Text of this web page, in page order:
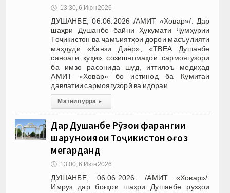
🕔 13:30, 6.Июн 2026
ДУШАНБЕ, 06.06.2026 /АМИТ «Ховар»/. Дар
шаҳри Душанбе байни Ҳукумати Ҷумҳурии
Тоҷикистон ва ҷамъиятҳои дорои масъулияти
маҳдуди «Канзи Диёр», «ТВЕА Душанбе
саноати кӯҳӣ» созишномаҳои сармоягузорӣ
ба имзо расонида шуд, иттилоъ медиҳад
АМИТ «Ховар» бо истинод ба Кумитаи
давлатии сармоягузорӣ ва идораи
Матни пурра ▸
Дар Душанбе Рӯзҳои фарҳангии
шаҳру ноҳияҳои Тоҷикистон оғоз
мегарданд
🕔 13:00, 6.Июн 2026
ДУШАНБЕ, 06.06.2026. /АМИТ «Ховар»/.
Имрӯз дар боғҳои шаҳри Душанбе рӯзҳои